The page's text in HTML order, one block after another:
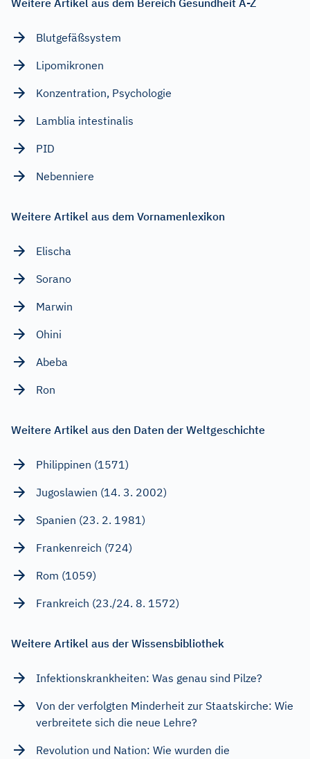
Weitere Artikel aus dem Bereich Gesundheit A-Z
Blutgefäßsystem
Lipomikronen
Konzentration, Psychologie
Lamblia intestinalis
PID
Nebenniere
Weitere Artikel aus dem Vornamenlexikon
Elischa
Sorano
Marwin
Ohini
Abeba
Ron
Weitere Artikel aus den Daten der Weltgeschichte
Philippinen (1571)
Jugoslawien (14. 3. 2002)
Spanien (23. 2. 1981)
Frankenreich (724)
Rom (1059)
Frankreich (23./24. 8. 1572)
Weitere Artikel aus der Wissensbibliothek
Infektionskrankheiten: Was genau sind Pilze?
Von der verfolgten Minderheit zur Staatskirche: Wie
verbreitete sich die neue Lehre?
Revolution und Nation: Wie wurden die